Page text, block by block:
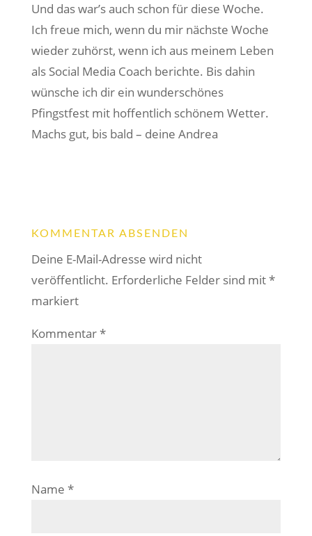
Und das war’s auch schon für diese Woche.
Ich freue mich, wenn du mir nächste Woche
wieder zuhörst, wenn ich aus meinem Leben
als Social Media Coach berichte. Bis dahin
wünsche ich dir ein wunderschönes
Pfingstfest mit hoffentlich schönem Wetter.
Machs gut, bis bald – deine Andrea
KOMMENTAR ABSENDEN
Deine E-Mail-Adresse wird nicht
veröffentlicht. Erforderliche Felder sind mit*
markiert
Kommentar*
Name *